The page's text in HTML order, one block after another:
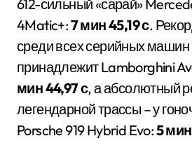
612-сильный «сарай»
4Matic+:7 мин 45,19 с.
среди всех серийных машин
принадлежит Lamborghini
мин 44,97 с, а абсолютный
легендарной трассы – у
Porsche 919 Hybrid Evo:5 мин